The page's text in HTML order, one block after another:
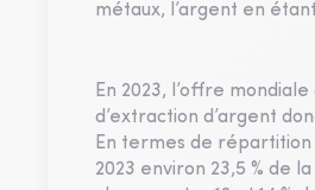
métaux, l’argent en
En 2023, l’offre
d’extraction d’argent
En termes de
2023 environ 23,5 % de